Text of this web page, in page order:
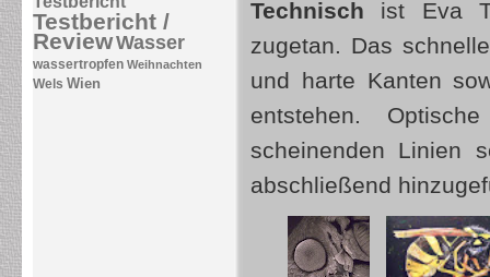
Testbericht /
ReviewWasser
wassertropfen Weihnachten
Wels Wien
Technisch ist Eva
zugetan. Das
und harte Kanten
entstehen.
scheinenden Linien
abschließend